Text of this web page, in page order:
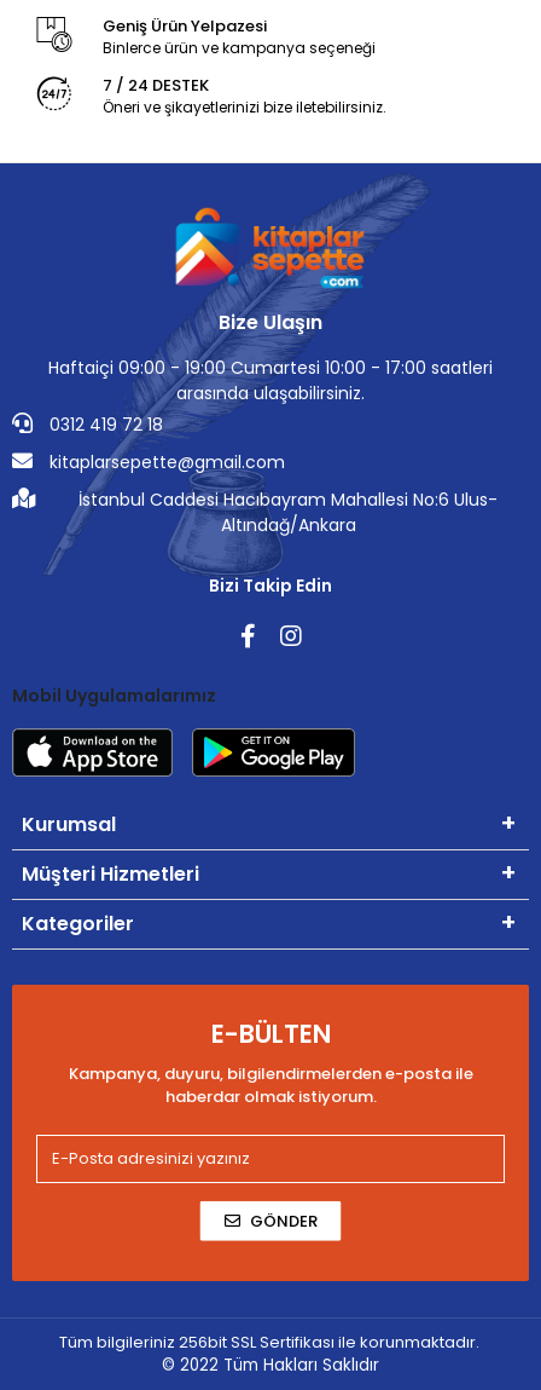
Geniş Ürün Yelpazesi
Binlerce ürün ve kampanya seçeneği
7 / 24 DESTEK
Öneri ve şikayetlerinizi bize iletebilirsiniz.
Bize Ulaşın
Haftaiçi 09:00 - 19:00 Cumartesi 10:00 - 17:00 saatleri
arasında ulaşabilirsiniz.
0312 419 72 18
kitaplarsepette@gmail.com
İstanbul Caddesi Hacıbayram Mahallesi No:6 Ulus-
Altındağ/Ankara
Bizi Takip Edin
Mobil Uygulamalarımız
Kurumsal
Müşteri Hizmetleri
Kategoriler
E-BÜLTEN
Kampanya, duyuru, bilgilendirmelerden e-posta ile
haberdar olmak istiyorum.
GÖNDER
Tüm bilgileriniz 256bit SSL Sertifikası ile korunmaktadır.
© 2022 Tüm Hakları Saklıdır